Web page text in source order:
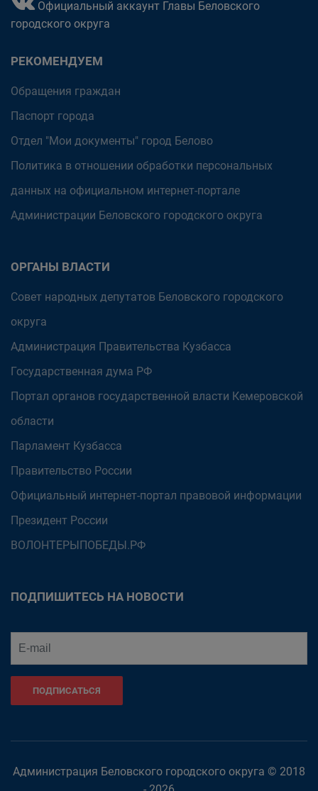
Официальный аккаунт Главы Беловского
городского округа
РЕКОМЕНДУЕМ
Обращения граждан
Паспорт города
Отдел "Мои документы" город Белово
Политика в отношении обработки персональных
данных на официальном интернет-портале
Администрации Беловского городского округа
ОРГАНЫ ВЛАСТИ
Совет народных депутатов Беловского городского
округа
Администрация Правительства Кузбасса
Государственная дума РФ
Портал органов государственной власти Кемеровской
области
Парламент Кузбасса
Правительство России
Официальный интернет-портал правовой информации
Президент России
ВОЛОНТЕРЫПОБЕДЫ.РФ
ПОДПИШИТЕСЬ НА НОВОСТИ
ПОДПИСАТЬСЯ
Администрация Беловского городского округа © 2018